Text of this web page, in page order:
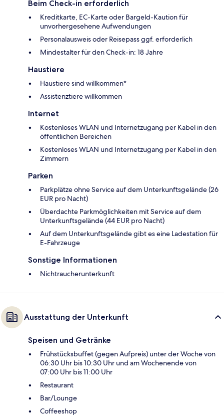
Beim Check-in erforderlich
Kreditkarte, EC-Karte oder Bargeld-Kaution für
unvorhergesehene Aufwendungen
Personalausweis oder Reisepass ggf. erforderlich
Mindestalter für den Check-in: 18 Jahre
Haustiere
Haustiere sind willkommen*
Assistenztiere willkommen
Internet
Kostenloses WLAN und Internetzugang per Kabel in den
öffentlichen Bereichen
Kostenloses WLAN und Internetzugang per Kabel in den
Zimmern
Parken
Parkplätze ohne Service auf dem Unterkunftsgelände (26
EUR pro Nacht)
Überdachte Parkmöglichkeiten mit Service auf dem
Unterkunftsgelände (44 EUR pro Nacht)
Auf dem Unterkunftsgelände gibt es eine Ladestation für
E-Fahrzeuge
Sonstige Informationen
Nichtraucherunterkunft
Ausstattung der Unterkunft
Speisen und Getränke
Frühstücksbuffet (gegen Aufpreis) unter der Woche von
06:30 Uhr bis 10:30 Uhr und am Wochenende von
07:00 Uhr bis 11:00 Uhr
Restaurant
Bar/Lounge
Coffeeshop